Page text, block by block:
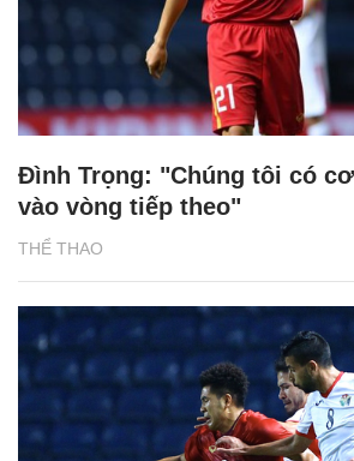
THỂ THAO
Đình Trọng: "Chúng tôi có
vào vòng tiếp theo"